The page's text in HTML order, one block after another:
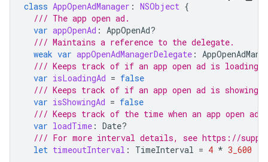
class AppOpenAdManager : NSObject {
/// The app open ad.
var appOpenAd : AppOpenAd?
/// Maintains a reference to the delegate.
weak var appOpenAdManagerDelegate :
/// Keeps track of if an app open ad is loading.
var isLoadingAd = false
/// Keeps track of if an app open ad is showing.
var isShowingAd = false
/// Keeps track of the time when an app open ad
var loadTime : Date?
/// For more interval details, see https://
let timeoutInterval : TimeInterval = 4 * 3_600